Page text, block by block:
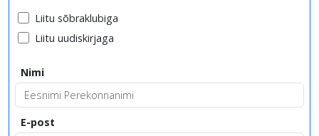
Liitu sõbraklubiga
Liitu uudiskirjaga
Nimi
E-post